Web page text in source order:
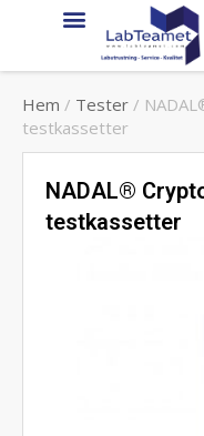
Hem / Tester /
testkassetter
NADAL®
testkassetter